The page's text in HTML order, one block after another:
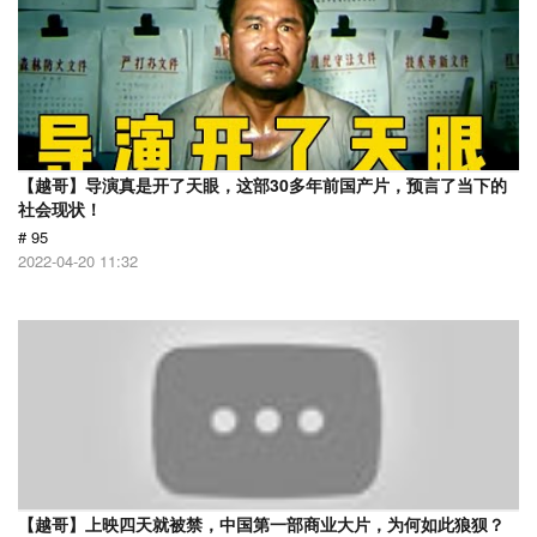
【越哥】导演真是开了天眼，这部30多年前国产片，预言了当下的
社会现状！
# 95
2022-04-20 11:32
【越哥】上映四天就被禁，中国第一部商业大片，为何如此狼狈？